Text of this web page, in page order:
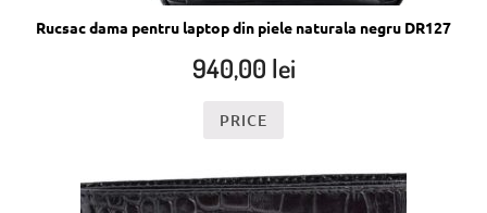
Rucsac dama pentru laptop din piele naturala negru DR127
940,00 lei
PRICE